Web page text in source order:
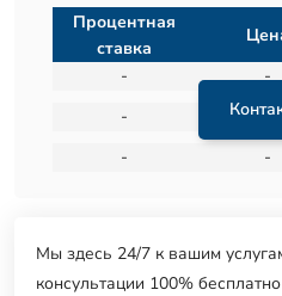
Процентная
ставка
-
-
-
-
-
-
Мы здесь 24/7 к вашим
консультации 100% бесплатно